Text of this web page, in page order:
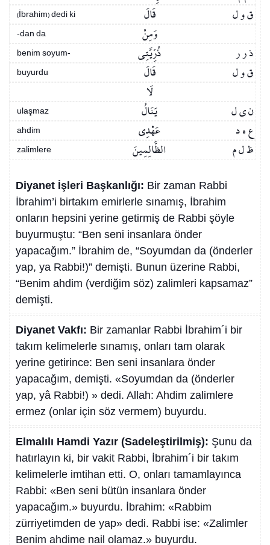
(İbrahim) dedi ki ق و ل قَالَ
-dan da وَمِنْ
benim soyum- ذ ر ر ذُرِّيَّتِي
buyurdu ق و ل
قَالَ
لَا
ulaşmaz ن ي ل يَنَالُ
ahdim ع ه د عَهْدِي
zalimlere ظ ل م الظَّالِمِينَ
Diyanet İşleri Başkanlığı: Bir zaman Rabbi
İbrahim’i birtakım emirlerle sınamış, İbrahim
onların hepsini yerine getirmiş de Rabbi şöyle
buyurmuştu: “Ben seni insanlara önder
yapacağım.” İbrahim de, “Soyumdan da (önderler
yap, ya Rabbi!)” demişti. Bunun üzerine Rabbi,
“Benim ahdim (verdiğim söz) zalimleri kapsamaz”
demişti.
Diyanet Vakfı: Bir zamanlar Rabbi İbrahim´i bir
takım kelimelerle sınamış, onları tam olarak
yerine getirince: Ben seni insanlara önder
yapacağım, demişti. «Soyumdan da (önderler
yap, yâ Rabbi!) » dedi. Allah: Ahdim zalimlere
ermez (onlar için söz vermem) buyurdu.
Elmalılı Hamdi Yazır (Sadeleştirilmiş): Şunu da
hatırlayın ki, bir vakit Rabbi, İbrahim´i bir takım
kelimelerle imtihan etti. O, onları tamamlayınca
Rabbi: «Ben seni bütün insanlara önder
yapacağım.» buyurdu. İbrahim: «Rabbim
zürriyetimden de yap» dedi. Rabbi ise: «Zalimler
Benim ahdime nail olamaz.» buyurdu.